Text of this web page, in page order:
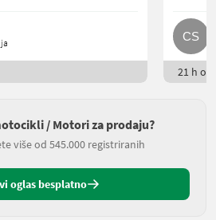
21 h
/ Motori za prodaju?
više od 545.000 registriranih
oglas besplatno